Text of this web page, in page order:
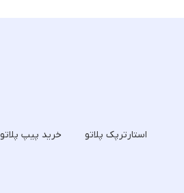
استارترپک پلاتو خرید پیپ پلاتو